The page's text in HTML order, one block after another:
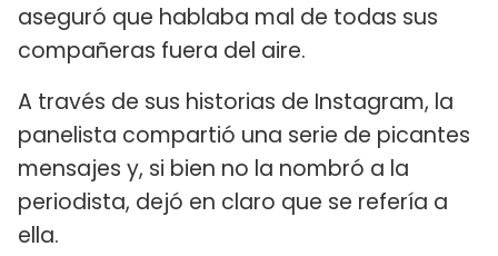
aseguró que hablaba mal de todas sus
compañeras fuera del aire.
A través de sus historias de Instagram, la
panelista compartió una serie de picantes
mensajes y, si bien no la nombró a la
periodista, dejó en claro que se refería a
ella.